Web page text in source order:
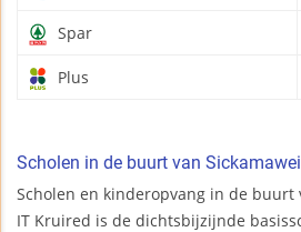
Spar
Plus
Scholen in de buurt van
Scholen en kinderopvang in de buurt
IT Kruired is de dichtsbijzijnde